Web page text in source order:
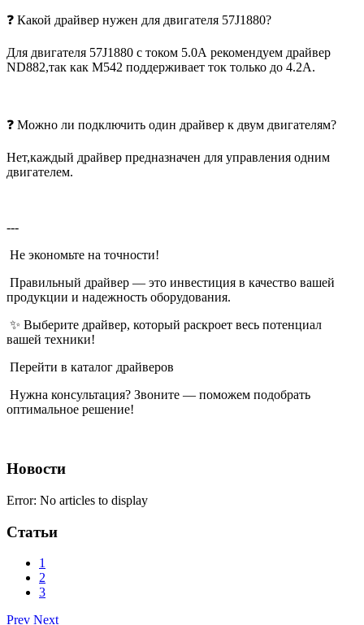
❓ Какой драйвер нужен для двигателя 57J1880?
Для двигателя 57J1880 с током 5.0А рекомендуем драйвер
ND882,так как M542 поддерживает ток только до 4.2А.
❓ Можно ли подключить один драйвер к двум двигателям?
Нет,каждый драйвер предназначен для управления одним
двигателем.
---
Не экономьте на точности!
Правильный драйвер — это инвестиция в качество вашей
продукции и надежность оборудования.
✨ Выберите драйвер, который раскроет весь потенциал
вашей техники!
Перейти в каталог драйверов
Нужна консультация? Звоните — поможем подобрать
оптимальное решение!
Новости
Error: No articles to display
Статьи
1
2
3
Prev Next